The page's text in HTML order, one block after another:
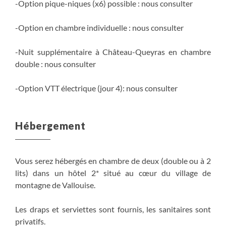
-Option pique-niques (x6) possible : nous consulter
-Option en chambre individuelle : nous consulter
-Nuit supplémentaire à Château-Queyras en chambre
double : nous consulter
-Option VTT électrique (jour 4): nous consulter
Hébergement
Vous serez hébergés en chambre de deux (double ou à 2
lits) dans un hôtel 2* situé au cœur du village de
montagne de Vallouise.
Les draps et serviettes sont fournis, les sanitaires sont
privatifs.